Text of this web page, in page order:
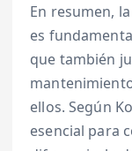
En resumen,
es
que también
ellos. Según
esencial para